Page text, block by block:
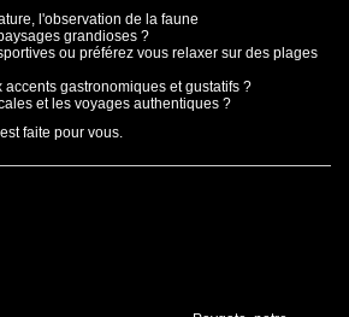
l'observation de la faune
grandioses ?
ou préférez vous relaxer sur des plages
gastronomiques et gustatifs ?
et les voyages authentiques ?
faite pour vous.